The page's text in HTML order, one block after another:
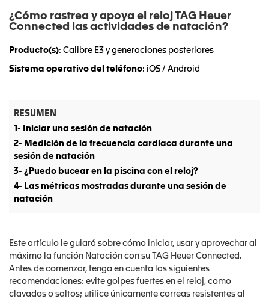
¿Cómo rastrea y apoya el reloj TAG Heuer
Connected las actividades de natación?
Producto(s): Calibre E3 y generaciones posteriores
Sistema operativo del teléfono: iOS / Android
RESUMEN
1- Iniciar una sesión de natación
2- Medición de la frecuencia cardíaca durante una
sesión de natación
3- ¿Puedo bucear en la piscina con el reloj?
4- Las métricas mostradas durante una sesión de
natación
Este artículo le guiará sobre cómo iniciar, usar y aprovechar al
máximo la función Natación con su TAG Heuer Connected.
Antes de comenzar, tenga en cuenta las siguientes
recomendaciones: evite golpes fuertes en el reloj, como
clavados o saltos; utilice únicamente correas resistentes al